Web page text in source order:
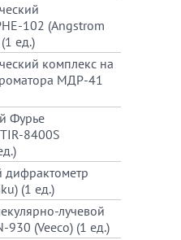
102 (Angstrom
ед.)
комплекс на
МДР-41
Фурье
8400S
дифрактометр
(1 ед.)
лучевой
930 (Veeco) (1 ед.)